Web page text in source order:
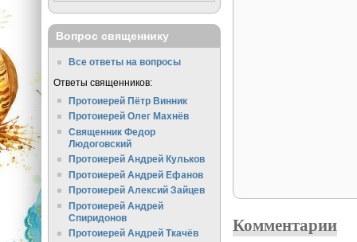
Комментарии
Вопрос священнику
Все ответы на вопросы
Ответы священников:
Протоиерей Пётр Винник
Протоиерей Олег Махнёв
Священник Федор
Людоговский
Протоиерей Андрей Кульков
Протоиерей Андрей Ефанов
Протоиерей Алексий Зайцев
Протоиерей Андрей
Спиридонов
Протоиерей Андрей Ткачёв